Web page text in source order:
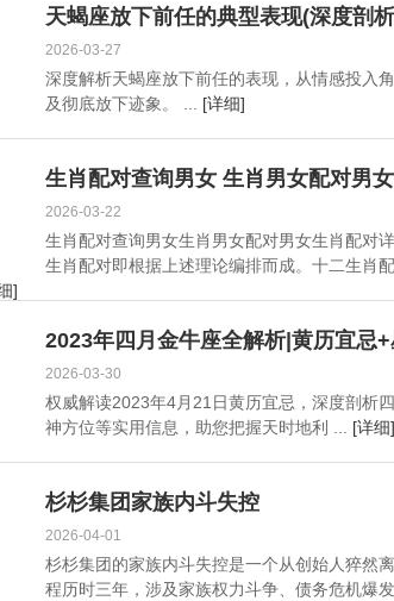
天蝎座放下前任的典型表现(深度剖
2026-03-27
深度解析天蝎座放下前任的表现，从情感投入
及彻底放下迹象。 ... [详细]
生肖配对查询男女 生肖男女配对男
2026-03-22
生肖配对查询男女生肖男女配对男女生肖配对
生肖配对即根据上述理论编排而成。十二生肖
]
2023年四月金牛座全解析|黄历宜忌
2026-03-30
权威解读2023年4月21日黄历宜忌，深度剖析
神方位等实用信息，助您把握天时地利 ... [详细]
杉杉集团家族内斗失控
2026-04-01
杉杉集团的家族内斗失控是一个从创始人猝然
程历时三年，涉及家族权力斗争、债务危机爆